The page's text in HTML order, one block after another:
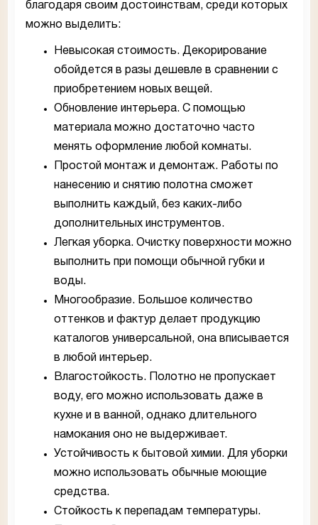
благодаря своим достоинствам, среди которых
можно выделить:
Невысокая стоимость. Декорирование
обойдется в разы дешевле в сравнении с
приобретением новых вещей.
Обновление интерьера. С помощью
материала можно достаточно часто
менять оформление любой комнаты.
Простой монтаж и демонтаж. Работы по
нанесению и снятию полотна сможет
выполнить каждый, без каких-либо
дополнительных инструментов.
Легкая уборка. Очистку поверхности можно
выполнить при помощи обычной губки и
воды.
Многообразие. Большое количество
оттенков и фактур делает продукцию
каталогов универсальной, она вписывается
в любой интерьер.
Влагостойкость. Полотно не пропускает
воду, его можно использовать даже в
кухне и в ванной, однако длительного
намокания оно не выдерживает.
Устойчивость к бытовой химии. Для уборки
можно использовать обычные моющие
средства.
Стойкость к перепадам температуры.